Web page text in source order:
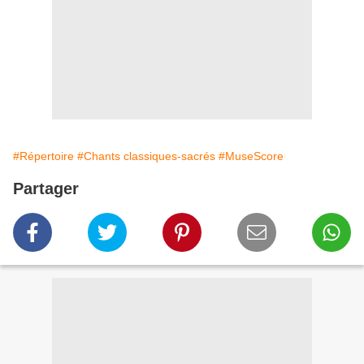
#Répertoire #Chants classiques-sacrés #MuseScore
Partager